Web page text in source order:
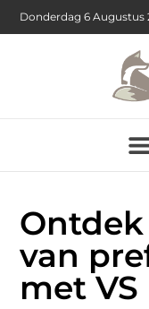
Donderdag 6 Augustus
van
met